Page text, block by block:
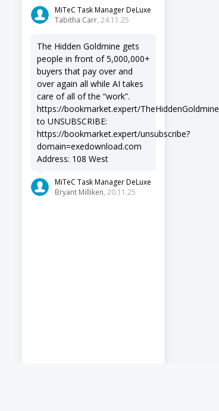
MiTeC Task Manager DeLuxe
Tabitha Carr, 24.11.25
The Hidden Goldmine gets
people in front of 5,000,000+
buyers that pay over and
over again all while AI takes
care of all of the “work”.
https://bookmarket.expert/TheHiddenGoldmine
to UNSUBSCRIBE:
https://bookmarket.expert/unsubscribe?
domain=exedownload.com
Address: 108 West
MiTeC Task Manager DeLuxe
Bryant Milliken, 20.11.25